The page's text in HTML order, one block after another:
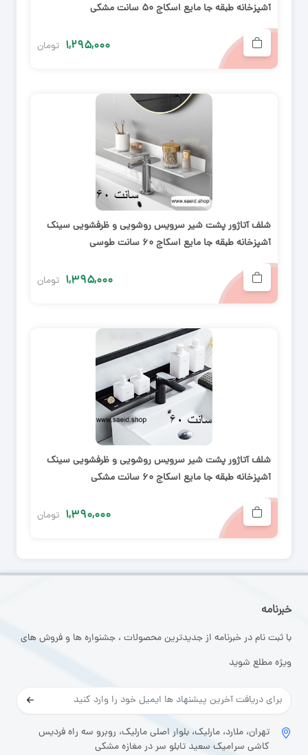
آشپزخانه طبقه جا مایع اسکاج ۵۰ سانت مشکی
۱,۲۹۵,۰۰۰ تومان
شلف آتاژور پشت شیر سرویس روشویی و ظرفشویی سینک
آشپزخانه طبقه جا مایع اسکاج ۶۰ سانت طوسی
۱,۳۹۵,۰۰۰ تومان
شلف آتاژور پشت شیر سرویس روشویی و ظرفشویی سینک
آشپزخانه طبقه جا مایع اسکاج ۶۰ سانت مشکی
۱,۳۹۰,۰۰۰ تومان
خبرنامه
با ثبت نام در خبرنامه از جدیدترین محصولات ، جشنواره ها و فروش های
ویژه مطلع شوید
تهران، ملارد، مارلیک، بلوار اصلی مارلیک، روبرو سه راه فردیس
کاشی سرامیک سعید تابلو سر در مغازه مشکی